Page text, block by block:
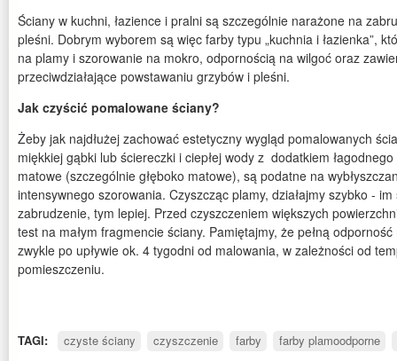
Ściany w kuchni, łazience i pralni są szczególnie narażone na
pleśni. Dobrym wyborem są więc farby typu „kuchnia i łazienka”,
na plamy i szorowanie na mokro, odpornością na wilgoć oraz
przeciwdziałające powstawaniu grzybów i pleśni.
Jak czyścić pomalowane ściany?
Żeby jak najdłużej zachować estetyczny wygląd pomalowanych
miękkiej gąbki lub ściereczki i ciepłej wody z dodatkiem
matowe (szczególnie głęboko matowe), są podatne na
intensywnego szorowania. Czyszcząc plamy, działajmy szybko -
zabrudzenie, tym lepiej. Przed czyszczeniem większych
test na małym fragmencie ściany. Pamiętajmy, że pełną
zwykle po upływie ok. 4 tygodni od malowania, w zależności od
pomieszczeniu.
TAGI: czyste ściany czyszczenie farby farby plamoodporne